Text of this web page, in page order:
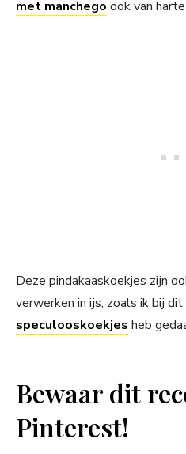
met manchego ook van
Deze pindakaaskoekjes zijn
verwerken in ijs, zoals ik bij dit
speculooskoekjes heb
Bewaar dit
Pinterest!